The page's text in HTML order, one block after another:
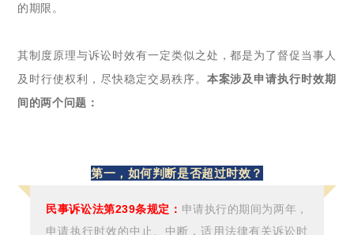
的期限。
其制度原理与诉讼时效有一定类似之处，都是为了督促当事人
及时行使权利，尽快稳定交易秩序。 本案涉及申请执行时效期
间的两个问题：
第一，如何判断是否超过时效？
民事诉讼法第239条规定 ： 申请执行的期间为两年，
申请执行时效的中止、中断，适用法律有关诉讼时